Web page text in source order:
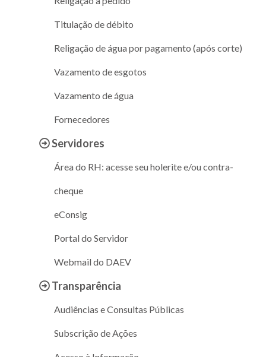
Titulação de débito
Religação de água por pagamento (após corte)
Vazamento de esgotos
Vazamento de água
Fornecedores
Servidores
Área do RH: acesse seu holerite e/ou contra-
cheque
eConsig
Portal do Servidor
Webmail do DAEV
Transparência
Audiências e Consultas Públicas
Subscrição de Ações